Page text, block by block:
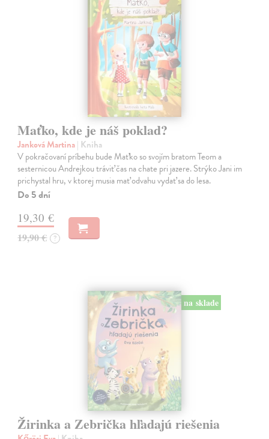
Maťko, kde je náš poklad?
Janková Martina| Kniha
V pokračovaní príbehu bude Maťko so svojím bratom Teom a
sesternicou Andrejkou tráviť čas na chate pri jazere. Strýko Jani im
prichystal hru, v ktorej musia mať odvahu vydať sa do lesa.
Do 5 dní
19,30 €
19,90 € ?
na sklade
Žirinka a Zebrička hľadajú riešenia